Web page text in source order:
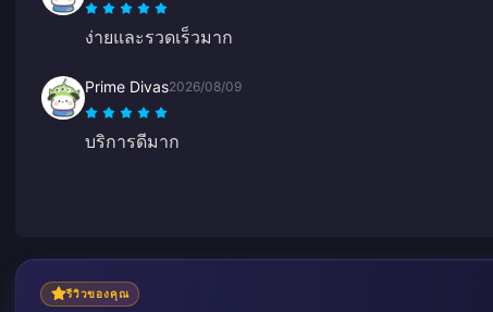
ง่ายและรวดเร็วมาก
Prime Divas2026/08/09
บริการดีมาก
รีวิวของคุณ